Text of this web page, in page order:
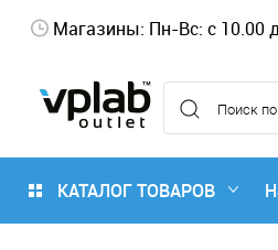
Магазины: Пн-Вс: с 10.00
КАТАЛОГ ТОВАРОВ